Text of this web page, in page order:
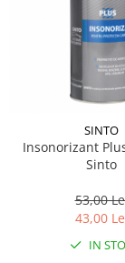
Aditivi moto
Lichid de frana
Vaselina si
Filtre moto
Filtru combustibil
Buson golire ulei
Filtru aer moto
Intretinere si
Intretinere moto
SINTO
Insonorizant
Sinto
53,00
43,00
IN